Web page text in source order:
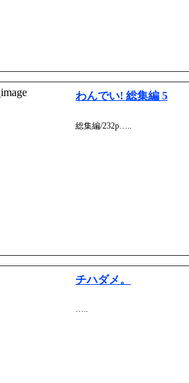
わんでい! 総集編 5
総集編/232p…..
チハダメ。
…..